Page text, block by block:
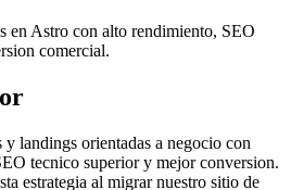
en Astro con alto rendimiento, SEO
comercial.
landings orientadas a negocio con
tecnico superior y mejor conversion.
estrategia al migrar nuestro sitio de